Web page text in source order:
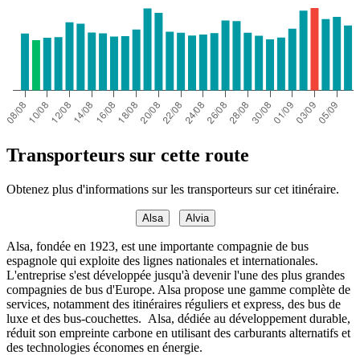
Transporteurs sur cette route
Obtenez plus d'informations sur les transporteurs sur cet itinéraire.
Alsa Alvia
Alsa, fondée en 1923, est une importante compagnie de bus
espagnole qui exploite des lignes nationales et internationales.
L'entreprise s'est développée jusqu'à devenir l'une des plus grandes
compagnies de bus d'Europe. Alsa propose une gamme complète de
services, notamment des itinéraires réguliers et express, des bus de
luxe et des bus-couchettes. Alsa, dédiée au développement durable,
réduit son empreinte carbone en utilisant des carburants alternatifs et
des technologies économes en énergie.